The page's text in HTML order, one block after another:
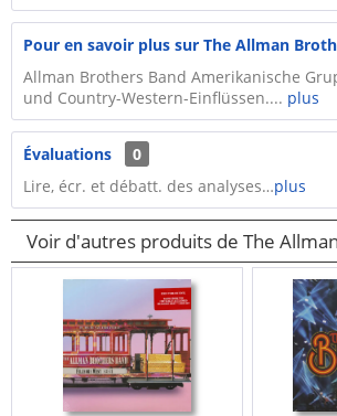
Pour en savoir plus sur The Allman
Allman Brothers Band Amerikanische
und Country-Western-Einflüssen.... plus
Évaluations
0
Lire, écr. et débatt. des analyses…plus
Voir d'autres produits de The